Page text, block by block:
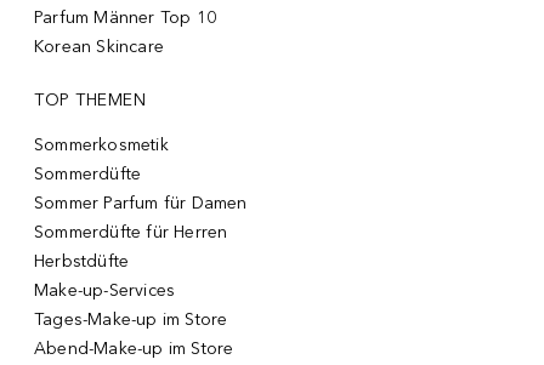
Parfum Männer Top 10
Korean Skincare
TOP THEMEN
Sommerkosmetik
Sommerdüfte
Sommer Parfum für Damen
Sommerdüfte für Herren
Herbstdüfte
Make-up-Services
Tages-Make-up im Store
Abend-Make-up im Store